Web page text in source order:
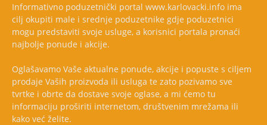
Informativno poduzetnički portal www.karlovacki.info ima
cilj okupiti male i srednje poduzetnike gdje poduzetnici
mogu predstaviti svoje usluge, a korisnici portala pronaći
najbolje ponude i akcije.
Oglašavamo Vaše aktualne ponude, akcije i popuste s ciljem
prodaje Vaših proizvoda ili usluga te zato pozivamo sve
tvrtke i obrte da dostave svoje oglase, a mi ćemo tu
informaciju proširiti internetom, društvenim mrežama ili
kako već želite.